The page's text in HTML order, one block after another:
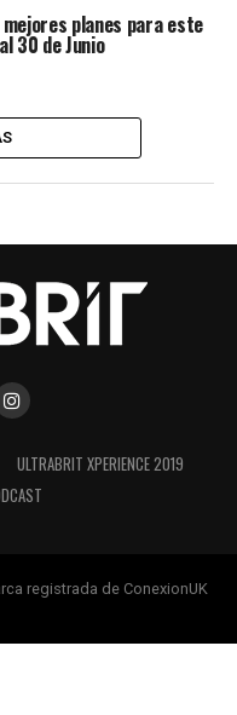
planes para este
30 de Junio
ULTRABRIT XPERIENCE 2019
registrada de ConexionUK